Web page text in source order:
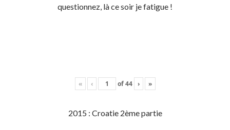
questionnez, là ce soir je fatigue !
« ‹ of44 › »
2015 : Croatie 2ème partie